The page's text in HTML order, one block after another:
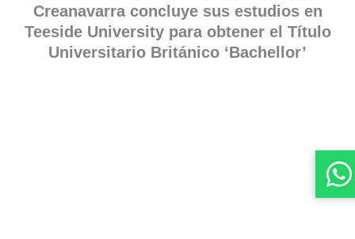
Creanavarra concluye sus estudios en
Teeside University para obtener el Título
Universitario Británico ‘Bachellor’